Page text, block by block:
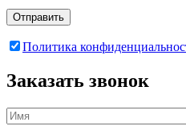
Отправить
Политика
Заказать звонок